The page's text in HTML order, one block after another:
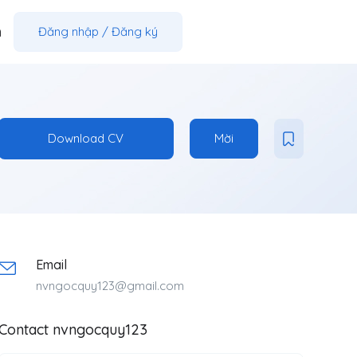
Đăng nhập / Đăng ký
Download CV Mời
Email
nvngocquy123@gmail.com
nvngocquy123